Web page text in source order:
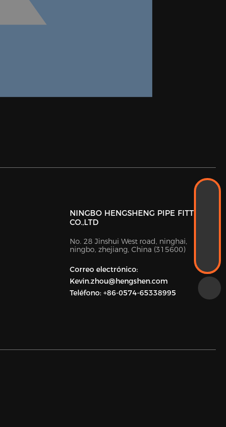
NINGBO HENGSHENG PIPE FITTING
CO.,LTD
No. 28 Jinshui West road, ninghai,
ningbo, zhejiang, China (315600)
Correo electrónico:
Kevin.zhou@hengshen.com
Teléfono:+86-0574-65338995
+86-18989338889
CORREO ELECTRÓNICO
Kevin.zhou@hengshen.com
TELÉFONO